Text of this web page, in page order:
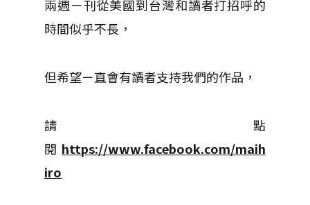
兩週ㄧ刊從美國到台灣和讀者打招呼的
時間似乎不長，
但希望ㄧ直會有讀者支持我們的作品，
請點
閱 https://www.facebook.com/maih
iro